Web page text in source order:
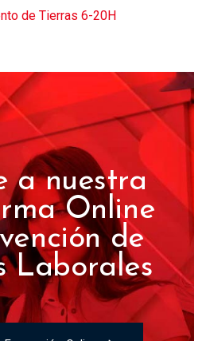
de Tierras 6-20H
a nuestra
Online
de
Laborales